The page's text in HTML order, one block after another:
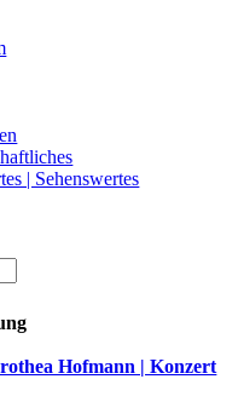
| Sehenswertes
Hofmann | Konzert